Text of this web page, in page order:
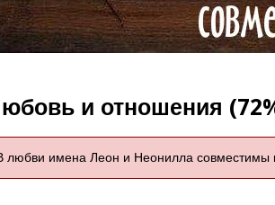
и отношения
любви имена Леон и Неонилла совместимы